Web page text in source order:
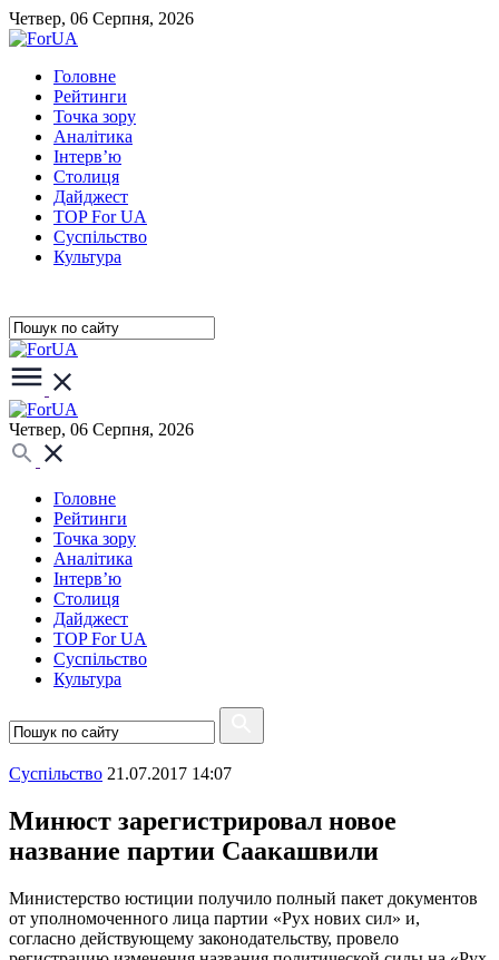
Четвер, 06 Серпня, 2026
Головне
Рейтинги
Точка зору
Аналітика
Інтерв’ю
Столиця
Дайджест
TOP For UA
Суспiльство
Культура
Четвер, 06 Серпня, 2026
Головне
Рейтинги
Точка зору
Аналітика
Інтерв’ю
Столиця
Дайджест
TOP For UA
Суспiльство
Культура
Суспiльство 21.07.2017 14:07
Минюст зарегистрировал новое
название партии Саакашвили
Министерство юстиции получило полный пакет документов
от уполномоченного лица партии «Рух нових сил» и,
согласно действующему законодательству, провело